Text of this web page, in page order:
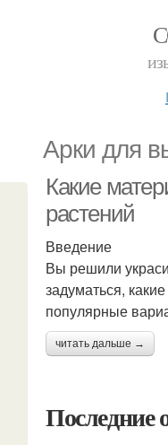
Арки для
Какие
растений
Введение
Вы решили
задуматься,
популярные
читать дальше →
Последние